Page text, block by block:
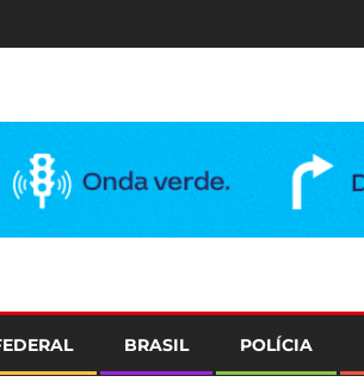
BRASIL POLÍCIA